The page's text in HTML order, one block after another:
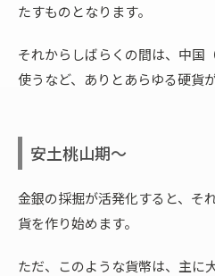
たすものとなります。
それからしばらくの間は、中国
使うなど、ありとあらゆる硬貨
安土桃山期～
金銀の採掘が活発化すると、そ
貨を作り始めます。
ただ、このような貨幣は、主に